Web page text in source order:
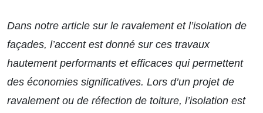
Dans notre article sur le ravalement et l’isolation de
façades, l’accent est donné sur ces travaux
hautement performants et efficaces qui permettent
des économies significatives. Lors d’un projet de
ravalement ou de réfection de toiture, l’isolation est